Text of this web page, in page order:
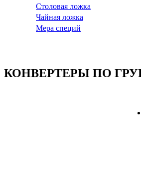
Столовая ложка
Чайная ложка
Мера специй
КОНВЕРТЕРЫ ПО